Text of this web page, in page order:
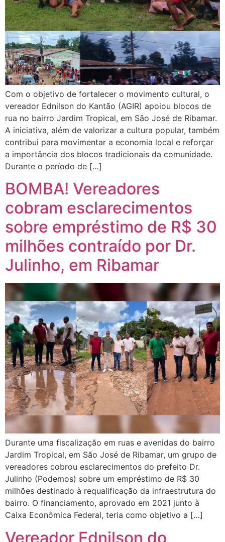
Com o objetivo de fortalecer o movimento cultural, o
vereador Ednilson do Kantão (AGIR) apoiou blocos de
rua no bairro Jardim Tropical, em São José de Ribamar.
A iniciativa, além de valorizar a cultura popular, também
contribui para movimentar a economia local e reforçar
a importância dos blocos tradicionais da comunidade.
Durante o período de […]
BOMBA! Vereadores
cobram esclarecimentos
sobre empréstimo de R$ 30
milhões contraído por Dr.
Julinho, em Ribamar
Durante uma fiscalização em ruas e avenidas do bairro
Jardim Tropical, em São José de Ribamar, um grupo de
vereadores cobrou esclarecimentos do prefeito Dr.
Julinho (Podemos) sobre um empréstimo de R$ 30
milhões destinado à requalificação da infraestrutura do
bairro. O financiamento, aprovado em 2021 junto à
Caixa Econômica Federal, teria como objetivo a […]
Vereador Ednilson do